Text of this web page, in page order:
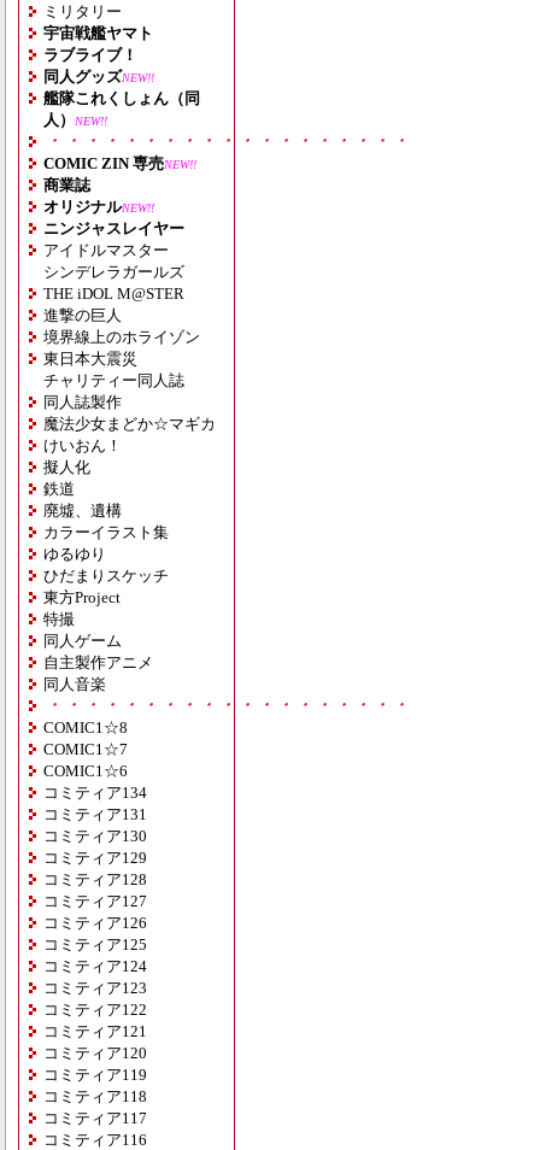
ミリタリー
宇宙戦艦ヤマト
ラブライブ！
同人グッズNEW!!
艦隊これくしょん（同
人）
NEW!!
・・・・・・・・・・・・・・・・・・・
COMIC ZIN 専売NEW!!
商業誌
オリジナルNEW!!
ニンジャスレイヤー
アイドルマスター
シンデレラガールズ
THE iDOL M@STER
進撃の巨人
境界線上のホライゾン
東日本大震災
チャリティー同人誌
同人誌製作
魔法少女まどか☆マギカ
けいおん！
擬人化
鉄道
廃墟、遺構
カラーイラスト集
ゆるゆり
ひだまりスケッチ
東方Project
特撮
同人ゲーム
自主製作アニメ
同人音楽
・・・・・・・・・・・・・・・・・・・
COMIC1☆8
COMIC1☆7
COMIC1☆6
コミティア134
コミティア131
コミティア130
コミティア129
コミティア128
コミティア127
コミティア126
コミティア125
コミティア124
コミティア123
コミティア122
コミティア121
コミティア120
コミティア119
コミティア118
コミティア117
コミティア116